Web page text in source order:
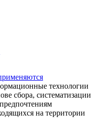
технологии
сбора, систематизации
на территории